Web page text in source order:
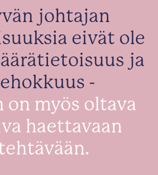
johtajan
eivät ole
ja
-
on myös oltava
haettavaan